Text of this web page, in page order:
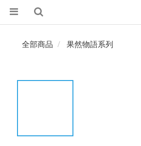
全部商品 果然物語系列